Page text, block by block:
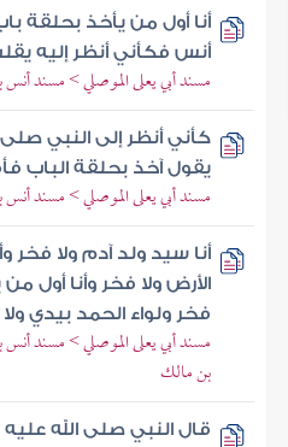
أنا أول من يأخذ بحلقة
أنس فكأني أنظر إليه
مسند أبي يعلى الموصلي > مسند
كأني أنظر إلى النبي
يقول آخذ بحلقة الباب
مسند أبي يعلى الموصلي > مسند
أنا سيد ولد آدم ولا فخر
الأرض ولا فخر وأنا أول
فخر ولواء الحمد بيدي
مسند أبي يعلى الموصلي > مسند
بن مالك
قال النبي صلى الله